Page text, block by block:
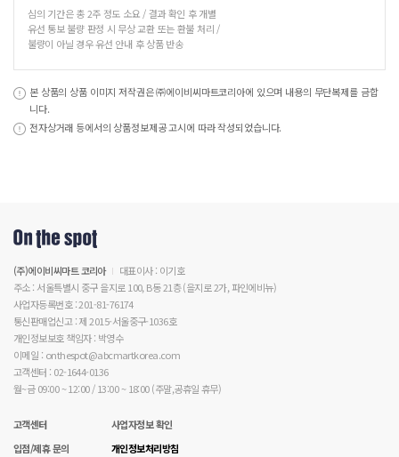
심의 기간은 총 2주 정도 소요 / 결과 확인 후 개별
유선 통보 불량 판정 시 무상 교환 또는 환불 처리 /
불량이 아닐 경우 유선 안내 후 상품 반송
본 상품의 상품 이미지 저작권은 ㈜에이비씨마트코리아에 있으며 내용의 무단복제를 금합
니다.
전자상거래 등에서의 상품정보제공 고시에 따라 작성되었습니다.
(주)에이비씨마트 코리아
대표이사 : 이기호
주소 : 서울특별시 중구 을지로 100, B동 21층 (을지로 2가, 파인에비뉴)
사업자등록번호 : 201-81-76174
통신판매업신고 : 제 2015-서울중구-1036호
개인정보보호 책임자 : 박영수
이메일 : onthespot@abcmartkorea.com
고객센터 : 02-1644-0136
월~금 09:00 ~ 12:00 / 13:00 ~ 18:00 (주말,공휴일 휴무)
고객센터
입점/제휴 문의
사업자정보 확인
개인정보처리방침